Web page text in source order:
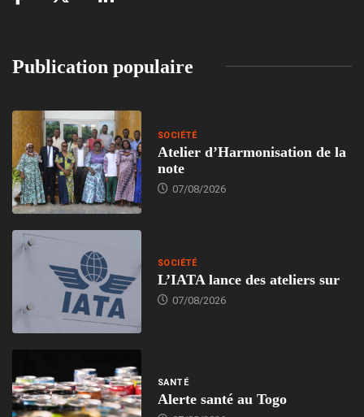
Publication populaire
SOCIÉTÉ
Atelier d’Harmonisation de la
note
07/08/2026
SOCIÉTÉ
L’IATA lance des ateliers sur
07/08/2026
SANTÉ
Alerte santé au Togo